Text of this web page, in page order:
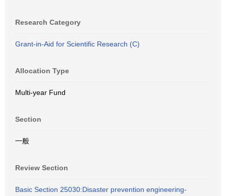
Research Category
Grant-in-Aid for Scientific Research (C)
Allocation Type
Multi-year Fund
Section
一般
Review Section
Basic Section 25030:Disaster prevention engineering-